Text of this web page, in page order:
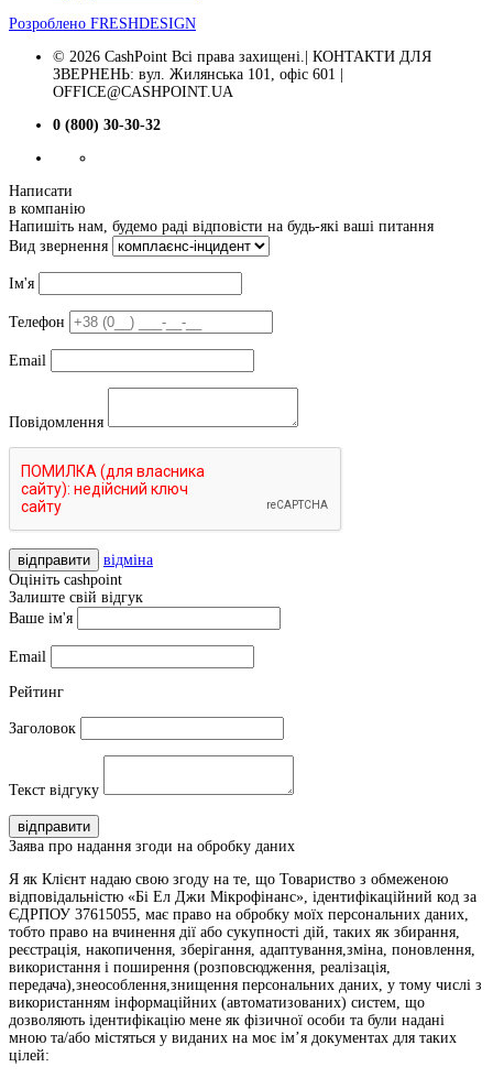
Розроблено FRESHDESIGN
© 2026 CashPoint Всі права захищені.| КОНТАКТИ ДЛЯ
ЗВЕРНЕНЬ: вул. Жилянська 101, офіс 601 |
OFFICE@CASHPOINT.UA
0 (800) 30-30-32
Написати
в компанію
Напишіть нам, будемо раді відповісти на будь-які ваші питання
Вид звернення
Ім'я
Телефон
Email
Повідомлення
відправити
відміна
Оцініть cashpoint
Залиште свій відгук
Ваше ім'я
Email
Рейтинг
Заголовок
Текст відгуку
відправити
Заява про надання згоди на обробку даних
Я як Клієнт надаю свою згоду на те, що Товариство з обмеженою
відповідальністю «Бі Ел Джи Мікрофінанс», ідентифікаційний код за
ЄДРПОУ 37615055, має право на обробку моїх персональних даних,
тобто право на вчинення дії або сукупності дій, таких як збирання,
реєстрація, накопичення, зберігання, адаптування,зміна, поновлення,
використання і поширення (розповсюдження, реалізація,
передача),знеособлення,знищення персональних даних, у тому числі з
використанням інформаційних (автоматизованих) систем, що
дозволяють ідентифікацію мене як фізичної особи та були надані
мною та/або містяться у виданих на моє ім’я документах для таких
цілей: